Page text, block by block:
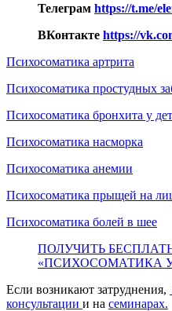
Телеграм https://t.me/
ВКонтакте https://
Психосоматика артрита
Психосоматика простудных
Психосоматика бронхита у
Психосоматика насморка
Психосоматика анемии
Психосоматика прыщей на
Психосоматика болей в шее
ПОЛУЧИТЬ
«ПСИХОСОМАТИКА
Если возникают затруднения,
консультации и на семинарах.